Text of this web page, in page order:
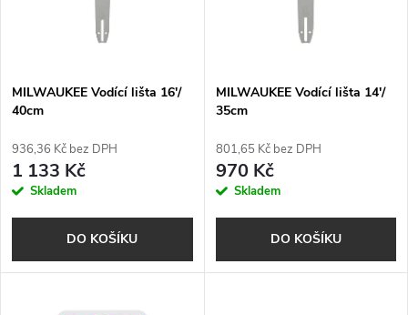
p
r
o
u
s
p
r
o
d
MILWAUKEE Vodící lišta 16'/
40cm
936,36 Kč bez DPH
1 133 Kč
Skladem
DO KOŠÍKU
MILWAUKEE Vodící lišta 14'/
35cm
801,65 Kč bez DPH
970 Kč
Skladem
DO KOŠÍKU